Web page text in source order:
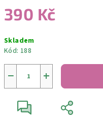
390 Kč
cena:
Skladem
Kód: 188
+
−